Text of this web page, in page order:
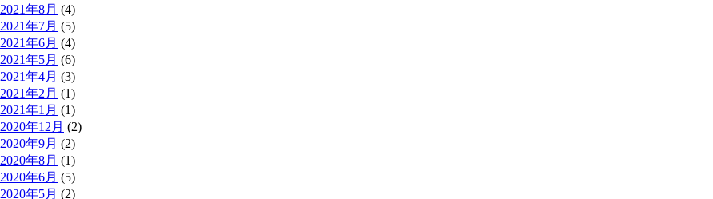
2021年8月 (4)
2021年7月 (5)
2021年6月 (4)
2021年5月 (6)
2021年4月 (3)
2021年2月 (1)
2021年1月 (1)
2020年12月 (2)
2020年9月 (2)
2020年8月 (1)
2020年6月 (5)
2020年5月 (2)